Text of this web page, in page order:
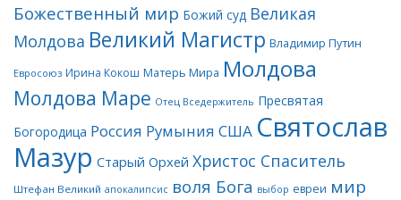
Божественный мир Божий суд Великая
Молдова Великий Магистр Владимир Путин
Евросоюз Ирина Кокош Матерь Мира Молдова
Молдова Маре Отец Вседержитель Пресвятая
Богородица Россия Румыния США Святослав
Мазур Старый Орхей Христос Спаситель
Штефан Великий апокалипсис воля Бога выбор евреи мир